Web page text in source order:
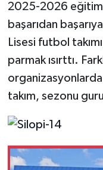
2025-2026 eğitim
başarıdan
Lisesi futbol
parmak ısırttı.
takım, sezonu